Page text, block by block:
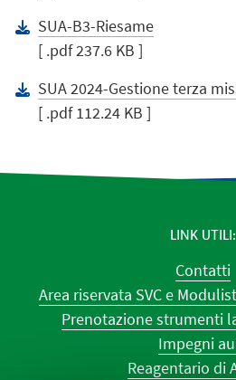
SUA-B3-Riesame
[ .pdf 237.6 KB ]
SUA 2024-Gestione terza
[ .pdf 112.24 KB ]
LINK UTILI
Contatti
Area riservata SVC e
Prenotazione strumenti
Impegni
Reagentario di